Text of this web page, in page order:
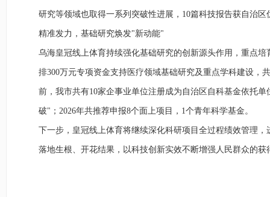
研究等领域也取得一系列突破性进展，10篇科技报告获自治区
精准发力，基础研究焕发"新动能"
乌海皇冠线上体育持续强化基础研究的创新源头作用，重点
排300万元专项资金支持医疗领域基础研究及重点学科建设，
前，我市共有10家企事业单位注册成为自治区自科基金依托
破"；2026年共推荐申报8个面上项目，1个青年科学基金。
下一步，皇冠线上体育将继续深化科研项目全过程绩效管理
落地生根、开花结果，以科技创新实效不断增强人民群众的